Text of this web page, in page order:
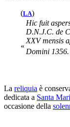
(LA)
«
Hic fuit
D.N.J.C. de
XXV mensis
Domini 1356.
La reliquia è
dedicata a Santa
occasione della